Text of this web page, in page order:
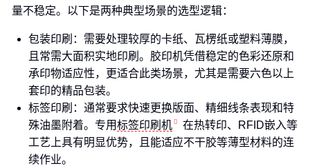
量不稳定。以下是两种典型场景的选型逻辑：
包装印刷：需要处理较厚的卡纸、瓦楞纸或塑料薄膜，
且常需大面积实地印刷。胶印机凭借稳定的色彩还原和
承印物适应性，更适合此类场景，尤其是需要六色以上
套印的精品包装。
标签印刷：通常要求快速更换版面、精细线条表现和特
殊油墨附着。专用标签印刷机
在热转印、RFID嵌入等
工艺上具有明显优势，且能适应不干胶等薄型材料的连
续作业。